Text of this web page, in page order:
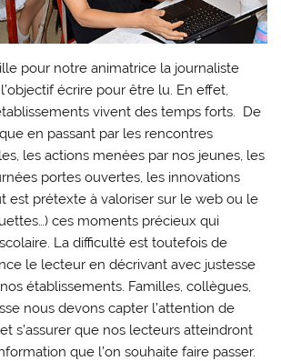
pour notre animatrice la journaliste
écrire pour être lu. En effet,
vivent des temps forts. De
en passant par les rencontres
les actions menées par nos jeunes, les
portes ouvertes, les innovations
est prétexte à valoriser sur le web ou le
ces moments précieux qui
La difficulté est toutefois de
le lecteur en décrivant avec justesse
établissements. Familles, collègues,
nous devons capter l’attention de
s’assurer que nos lecteurs atteindront
que l’on souhaite faire passer.